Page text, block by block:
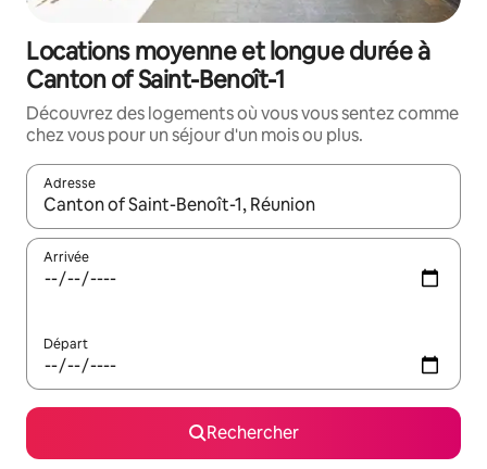
Locations moyenne et longue durée à
Canton of Saint-Benoît-1
Découvrez des logements où vous vous sentez comme
chez vous pour un séjour d'un mois ou plus.
Adresse
Lorsque les résultats s'affichent, utilisez les flèches vers le
Arrivée
Départ
Rechercher